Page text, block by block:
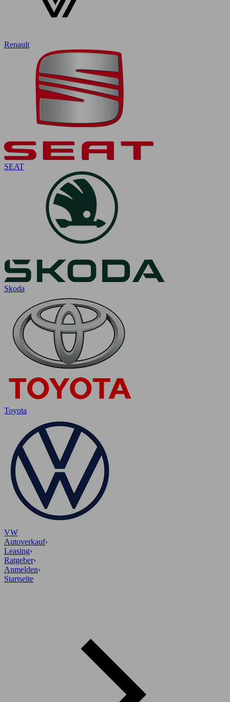
Renault
SEAT
Skoda
Toyota
VW
Autoverkauf›
Leasing›
Ratgeber›
Anmelden›
Startseite